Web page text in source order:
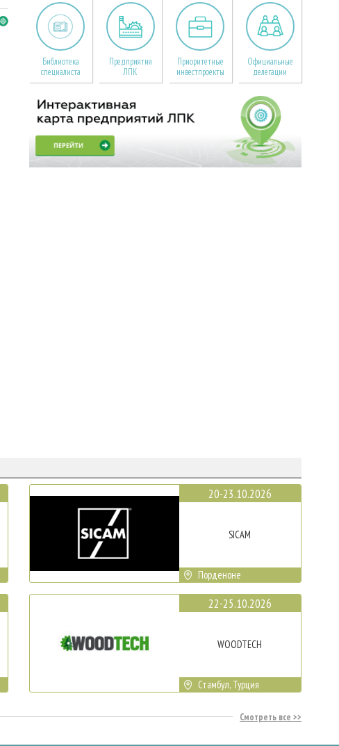
Библиотека
специалиста
Предприятия
ЛПК
Приоритетные
инвестпроекты
Официальные
делегации
20-23.10.2026
SICAM
Порденоне
22-25.10.2026
WOODTECH
Стамбул, Турция
Смотреть все